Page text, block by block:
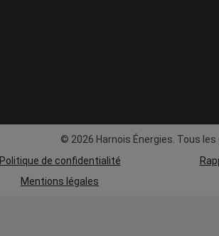
© 2026 Harnois Énergies. Tous
Politique de confidentialité
Mentions légales